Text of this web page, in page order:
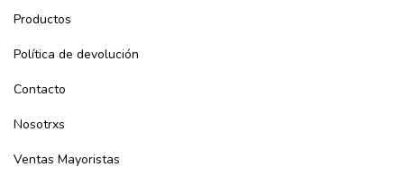
Productos
Política de devolución
Contacto
Nosotrxs
Ventas Mayoristas